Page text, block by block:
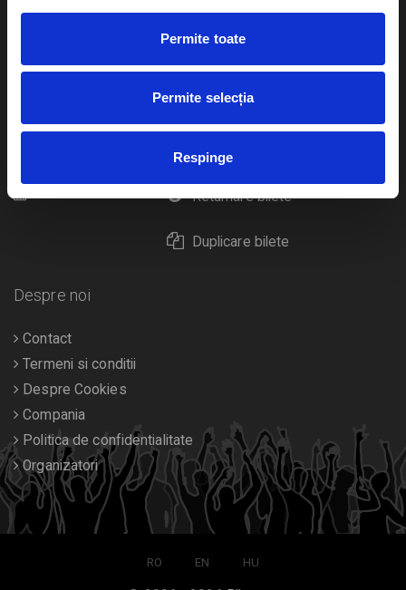
Permite toate
Permite selecția
Respinge
Cum comand bilete?
eBilet printat acasa
Livrare prin curier
Returnare bilete
Duplicare bilete
Cultura
Calendar
Despre noi
Contact
Termeni si conditii
Despre Cookies
Compania
Politica de confidentialitate
Organizatori
RO EN HU